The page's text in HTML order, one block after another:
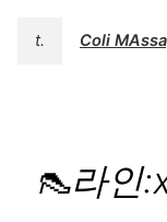
t. Coli
👠라인